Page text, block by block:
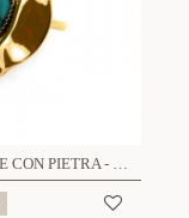
ANELLO VINTAGE CON PIETRA - WF2460A118